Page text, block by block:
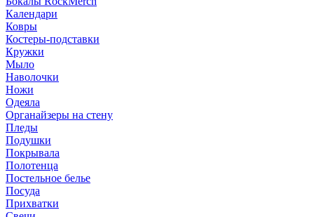
Календари
Ковры
Костеры-подставки
Кружки
Мыло
Наволочки
Ножи
Одеяла
Органайзеры на стену
Пледы
Подушки
Покрывала
Полотенца
Постельное белье
Посуда
Прихватки